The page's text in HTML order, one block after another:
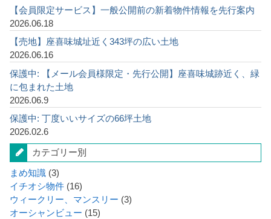
【会員限定サービス】一般公開前の新着物件情報を先行案内
2026.06.18
【売地】座喜味城址近く343坪の広い土地
2026.06.16
保護中: 【メール会員様限定・先行公開】座喜味城跡近く、緑
に包まれた土地
2026.06.9
保護中: 丁度いいサイズの66坪土地
2026.02.6
カテゴリー別
まめ知識 (3)
イチオシ物件 (16)
ウィークリー、マンスリー (3)
オーシャンビュー (15)